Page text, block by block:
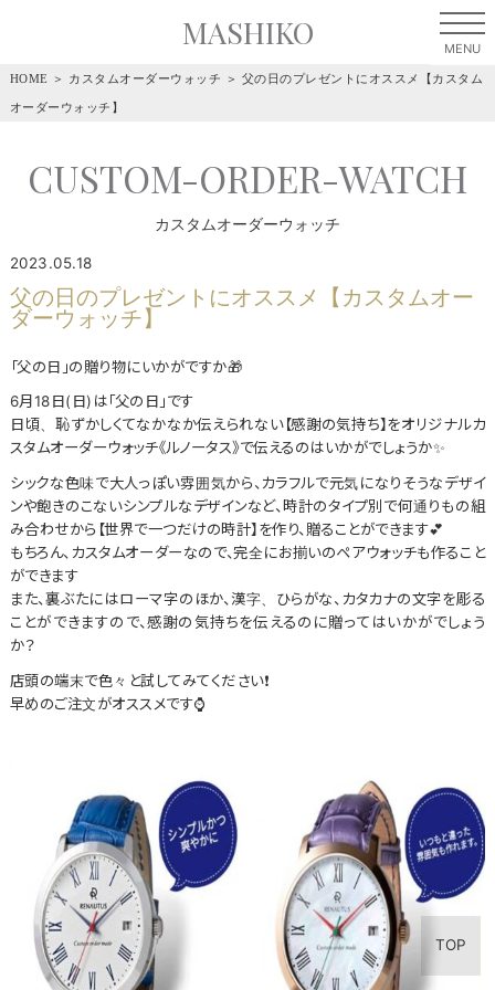
MASHIKO
HOME ＞ カスタムオーダーウォッチ ＞ 父の日のプレゼントにオススメ【カスタム
オーダーウォッチ】
CUSTOM-ORDER-WATCH
カスタムオーダーウォッチ
2023.05.18
父の日のプレゼントにオススメ【カスタムオー
ダーウォッチ】
「父の日」の贈り物にいかがですか🎁
6月18日(日)は「父の日」です
日頃、恥ずかしくてなかなか伝えられない【感謝の気持ち】をオリジナルカ
スタムオーダーウォッチ《ルノータス》で伝えるのはいかがでしょうか✨
シックな色味で大人っぽい雰囲気から、カラフルで元気になりそうなデザイ
ンや飽きのこないシンプルなデザインなど、時計のタイプ別で何通りもの組
み合わせから【世界で一つだけの時計】を作り、贈ることができます💕
もちろん、カスタムオーダーなので、完全にお揃いのペアウォッチも作ること
ができます
また、裏ぶたにはローマ字のほか、漢字、ひらがな、カタカナの文字を彫る
ことができますので、感謝の気持ちを伝えるのに贈ってはいかがでしょう
か？
店頭の端末で色々と試してみてください❗
早めのご注文がオススメです⌚
TOP